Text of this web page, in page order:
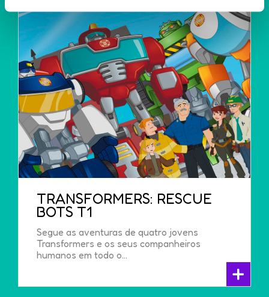
Cookies".
TRANSFORMERS: RESCUE
BOTS T1
Segue as aventuras de quatro jovens
Transformers e os seus companheiros
humanos em todo o...
+